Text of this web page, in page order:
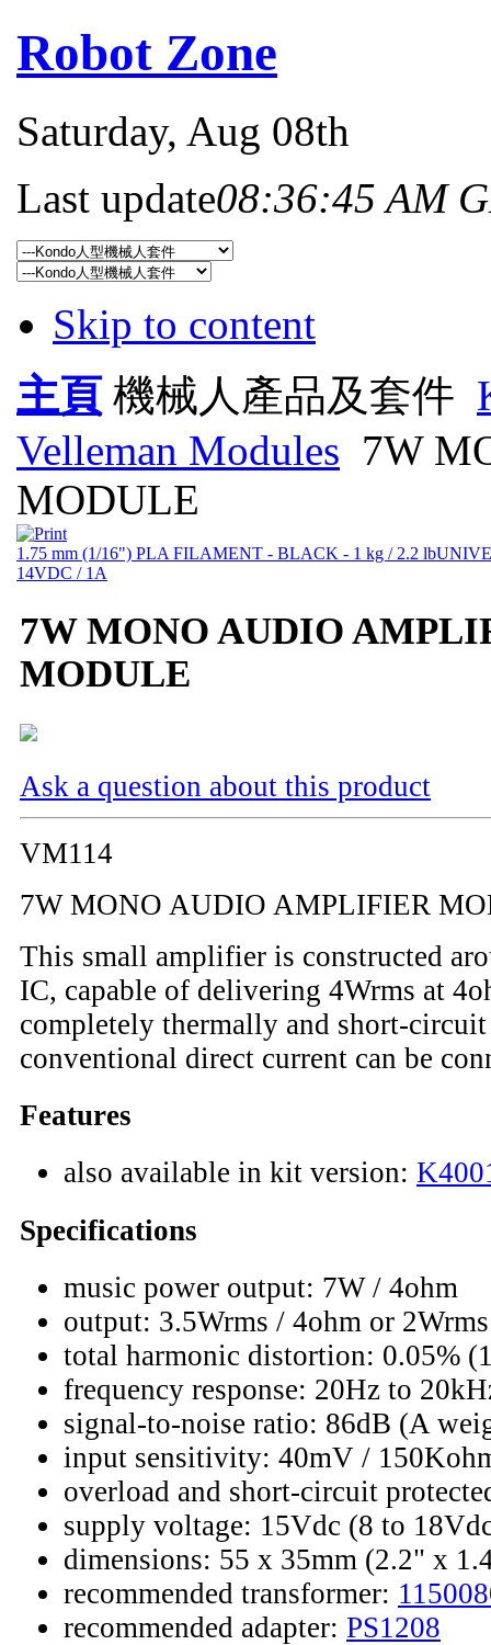
Robot Zone
Saturday, Aug 08th
Last update08:36:45 AM
Skip to content
主頁 機械人產品及套件
Velleman Modules 7W
MODULE
1.75 mm (1/16") PLA FILAMENT - BLACK - 1 kg / 2.2 lb
14VDC / 1A
7W MONO AUDIO
MODULE
Ask a question about this product
VM114
7W MONO AUDIO AMPLIFIER
This small amplifier is constructed
IC, capable of delivering 4Wrms at
completely thermally and short-
conventional direct current can be
Features
also available in kit version:
Specifications
music power output: 7W / 4ohm
output: 3.5Wrms / 4ohm or
total harmonic distortion: 0.05%
frequency response: 20Hz to
signal-to-noise ratio: 86dB (A
input sensitivity: 40mV /
overload and short-circuit
supply voltage: 15Vdc (8 to
dimensions: 55 x 35mm (2.2" x
recommended transformer:
recommended adapter: PS1208